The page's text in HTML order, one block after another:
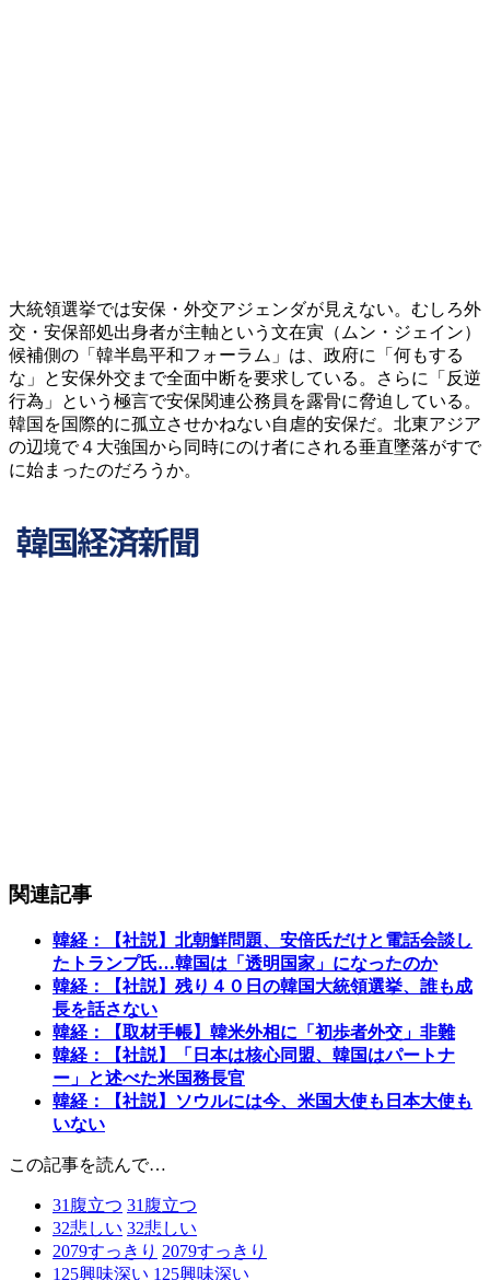
大統領選挙では安保・外交アジェンダが見えない。むしろ外
交・安保部処出身者が主軸という文在寅（ムン・ジェイン）
候補側の「韓半島平和フォーラム」は、政府に「何もする
な」と安保外交まで全面中断を要求している。さらに「反逆
行為」という極言で安保関連公務員を露骨に脅迫している。
韓国を国際的に孤立させかねない自虐的安保だ。北東アジア
の辺境で４大強国から同時にのけ者にされる垂直墜落がすで
に始まったのだろうか。
関連記事
韓経：【社説】北朝鮮問題、安倍氏だけと電話会談し
たトランプ氏…韓国は「透明国家」になったのか
韓経：【社説】残り４０日の韓国大統領選挙、誰も成
長を話さない
韓経：【取材手帳】韓米外相に「初歩者外交」非難
韓経：【社説】「日本は核心同盟、韓国はパートナ
ー」と述べた米国務長官
韓経：【社説】ソウルには今、米国大使も日本大使も
いない
この記事を読んで…
31 腹立つ 31 腹立つ
32悲しい 32悲しい
2079すっきり 2079すっきり
125興味深い 125興味深い